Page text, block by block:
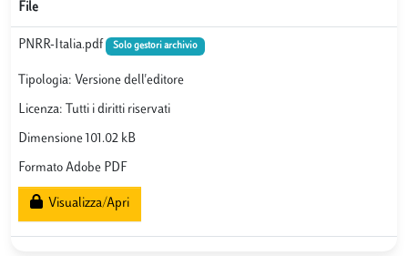
File
PNRR-Italia.pdf Solo gestori archivio
Tipologia: Versione dell'editore
Licenza: Tutti i diritti riservati
Dimensione 101.02 kB
Formato Adobe PDF
Visualizza/Apri